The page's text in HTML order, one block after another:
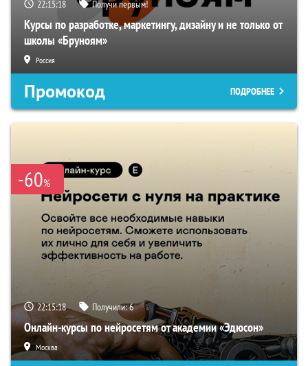
22:15:17 Получи первым!
Курсы по разработке, маркетингу, дизайну и не только от
школы «Бруноям»
Россия
Промокод ПОДРОБНЕЕ
-60%
22:15:17 Получили:6
Онлайн-курсы по нейросетям от академии «Эдюсон»
Москва